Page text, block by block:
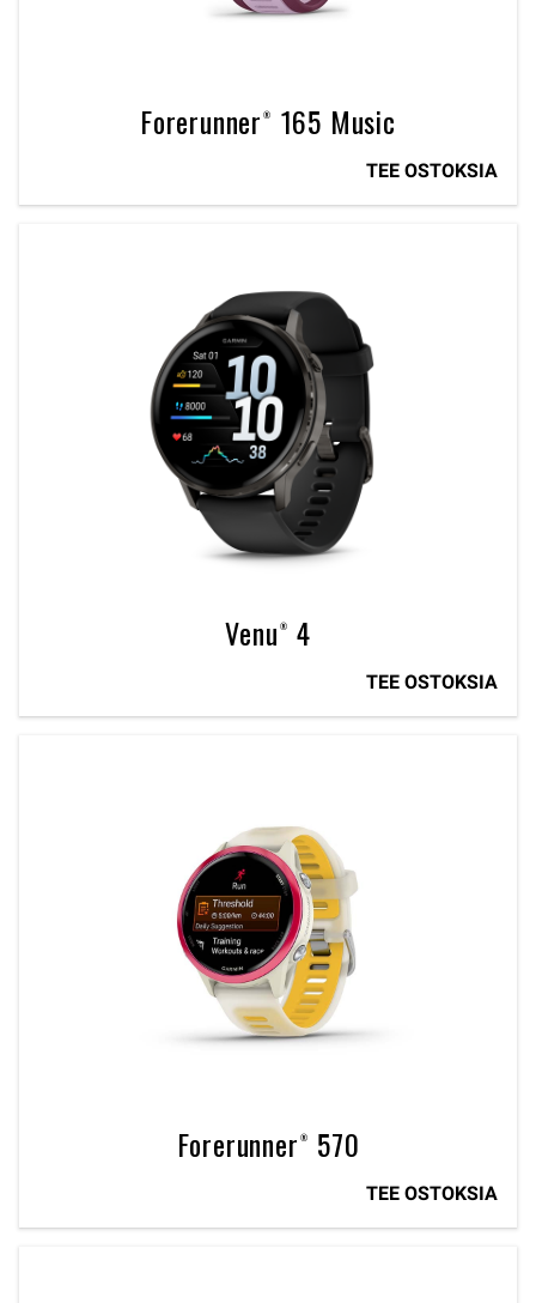
Forerunner® 165 Music
TEE OSTOKSIA
Venu® 4
TEE OSTOKSIA
Forerunner® 570
TEE OSTOKSIA